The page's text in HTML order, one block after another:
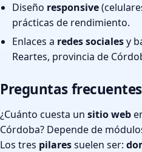
Diseño responsive
prácticas de rendimiento.
Enlaces a redes socialesy
Reartes, provincia de
Preguntas
¿Cuánto cuesta un sitio web
Córdoba? Depende de
Los tres pilaressuelen ser: